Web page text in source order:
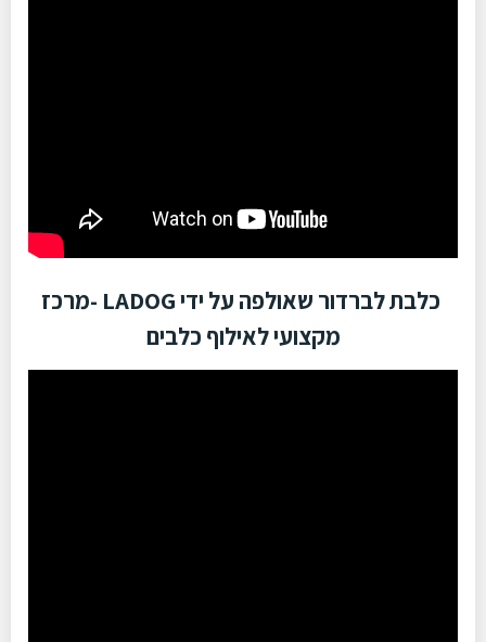
כלבת לברדור שאולפה על ידי LADOG -מרכז
מקצועי לאילוף כלבים